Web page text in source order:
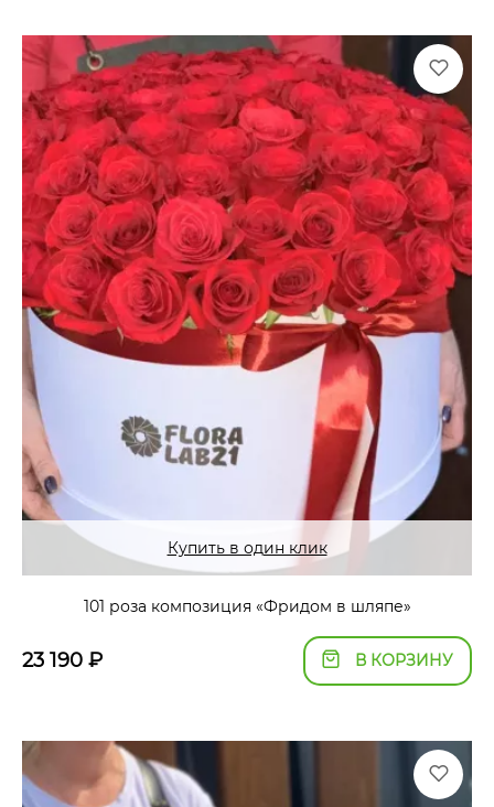
Купить в один клик
101 роза композиция «Фридом в шляпе»
23 190 ₽ В КОРЗИНУ